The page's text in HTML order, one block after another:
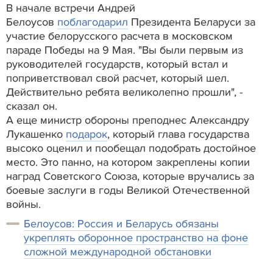
В начале встречи Андрей
Белоусов поблагодарил Президента Беларуси за
участие белорусского расчета в московском
параде Победы на 9 Мая. "Вы были первым из
руководителей государств, который встал и
поприветствовал свой расчет, который шел.
Действительно ребята великолепно прошли", -
сказал он.
А еще министр обороны преподнес Александру
Лукашенко подарок, который глава государства
высоко оценил и пообещал подобрать достойное
место. Это панно, на котором закреплены копии
наград Советского Союза, которые вручались за
боевые заслуги в годы Великой Отечественной
войны.
Белоусов: Россия и Беларусь обязаны
укреплять оборонное пространство на фоне
сложной международной обстановки